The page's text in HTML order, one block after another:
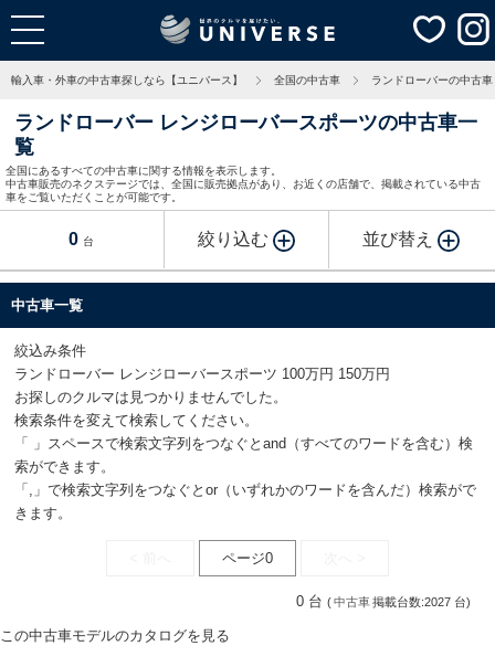
輸入車・外車の中古車探しなら【ユニバース】 全国の中古車 ランドローバーの中古車
ランドローバー レンジローバースポーツの中古車一
覧
全国にあるすべての中古車に関する情報を表示します。
中古車販売のネクステージでは、全国に販売拠点があり、お近くの店舗で、掲載されている中古
車をご覧いただくことが可能です。
0 台 絞り込む 並び替え
中古車一覧
絞込み条件
ランドローバー レンジローバースポーツ 100万円 150万円
お探しのクルマは見つかりませんでした。
検索条件を変えて検索してください。
「 」スペースで検索文字列をつなぐとand（すべてのワードを含む）検
索ができます。
「,」で検索文字列をつなぐとor（いずれかのワードを含んだ）検索がで
きます。
ページ0
0 台 (中古車掲載台数:2027 台)
この中古車モデルのカタログを見る